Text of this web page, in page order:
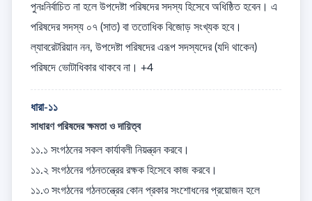
পুনঃনির্বাচিত না হলে উপদেষ্টা পরিষদের সদস্য হিসেবে অধিষ্ঠিত হবেন। এ
পরিষদের সদস্য ০৭ (সাত) বা ততোধিক বিজোড় সংখ্যক হবে।
ল্যাবরেটরিয়ান নন, উপদেষ্টা পরিষদের এরূপ সদস্যদের (যদি থাকেন)
পরিষদে ভোটাধিকার থাকবে না। +4
ধারা-১১
সাধারণ পরিষদের ক্ষমতা ও দায়িত্ব
১১.১ সংগঠনের সকল কার্যাবলী নিয়ন্ত্রন করবে।
১১.২ সংগঠনের গঠনতন্ত্রের রক্ষক হিসেবে কাজ করবে।
১১.৩ সংগঠনের গঠনতন্ত্রের কোন প্রকার সংশোধনের প্রয়োজন হলে